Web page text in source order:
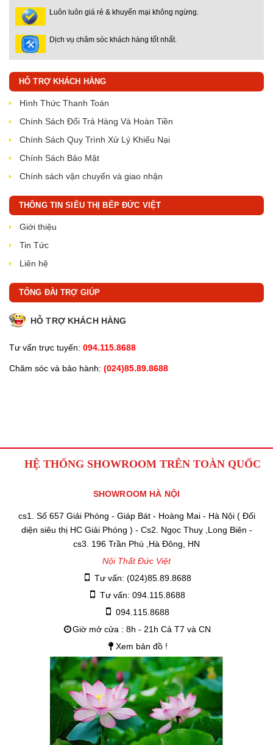
Luôn luôn giá rẻ & khuyến mại không ngừng.
Dịch vụ chăm sóc khách hàng tốt nhất.
HỖ TRỢ KHÁCH HÀNG
Hình Thức Thanh Toán
Chính Sách Đổi Trả Hàng Và Hoàn Tiền
Chính Sách Quy Trình Xử Lý Khiếu Nại
Chính Sách Bảo Mật
Chính sách vận chuyển và giao nhận
THÔNG TIN SIÊU THỊ BẾP ĐỨC VIỆT
Giới thiệu
Tin Tức
Liên hệ
TỔNG ĐÀI TRỢ GIÚP
HỖ TRỢ KHÁCH HÀNG
Tư vấn trực tuyến: 094.115.8688
Chăm sóc và bảo hành: (024)85.89.8688
HỆ THỐNG SHOWROOM TRÊN TOÀN QUỐC
SHOWROOM HÀ NỘI
cs1. Số 657 Giải Phóng - Giáp Bát - Hoàng Mai - Hà Nội ( Đối
diện siêu thị HC Giải Phóng ) - Cs2. Ngọc Thuỵ ,Long Biên -
cs3. 196 Trần Phú ,Hà Đông, HN
Nội Thất Đức Việt
Tư vấn: (024)85.89.8688
Tư vấn: 094.115.8688
094.115.8688
Giờ mở cửa : 8h - 21h Cả T7 và CN
Xem bản đồ !